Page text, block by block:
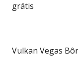
grátis
Vulkan Vegas